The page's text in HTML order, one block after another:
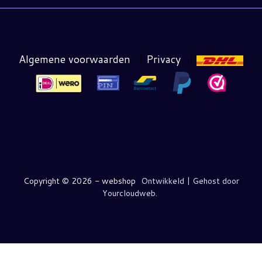
Algemene voorwaarden | Privacy |
Copyright © 2026 - webshop Ontwikkeld | Gehost door
Yourcloudweb.